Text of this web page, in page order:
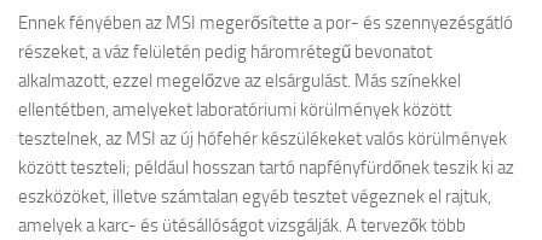
Ennek fényében az MSI megerősítette a por- és szennyezésgátló
részeket, a váz felületén pedig háromrétegű bevonatot
alkalmazott, ezzel megelőzve az elsárgulást. Más színekkel
ellentétben, amelyeket laboratóriumi körülmények között
tesztelnek, az MSI az új hófehér készülékeket valós körülmények
között teszteli; például hosszan tartó napfényfürdőnek teszik ki az
eszközöket, illetve számtalan egyéb tesztet végeznek el rajtuk,
amelyek a karc- és ütésállóságot vizsgálják. A tervezők több